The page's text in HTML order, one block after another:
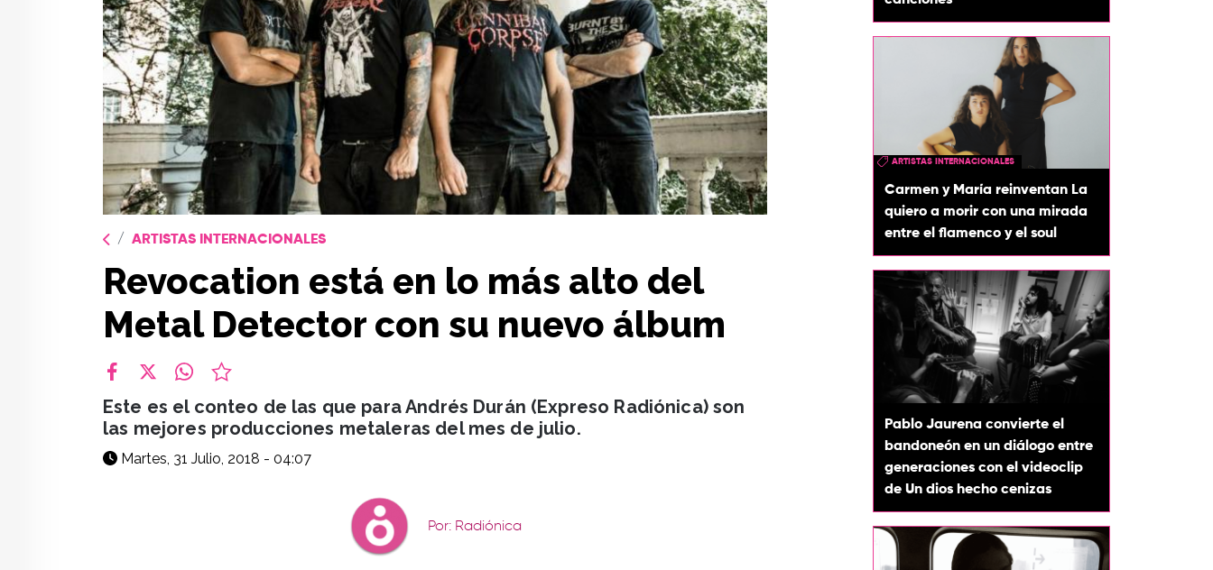
ARTISTAS INTERNACIONALES
Revocation está en lo más alto del
Metal Detector con su nuevo álbum
Este es el conteo de las que para Andrés Durán (Expreso Radiónica) son
las mejores producciones metaleras del mes de julio.
Martes, 31 Julio, 2018 - 04:07
Por: Radiónica
ARTISTAS INTERNACIONALES
Carmen y María reinventan La
quiero a morir con una mirada
entre el flamenco y el soul
Pablo Jaurena convierte el
bandoneón en un diálogo entre
generaciones con el videoclip
de Un dios hecho cenizas